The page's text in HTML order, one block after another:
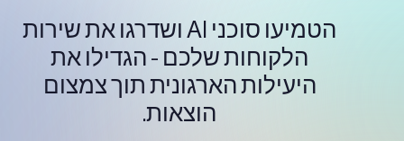
הטמיעו סוכני AI ושדרגו את שירות
הלקוחות שלכם - הגדילו את
היעילות הארגונית תוך צמצום
הוצאות.